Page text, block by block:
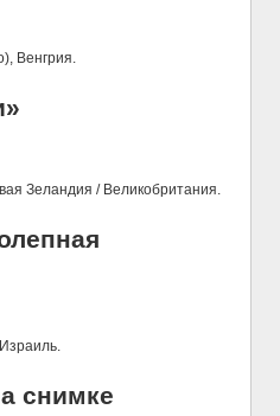
Венгрия.
Зеландия / Великобритания.
снимке